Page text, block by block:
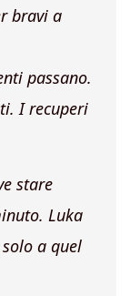
bravi a
passano.
I recuperi
stare
Luka
a quel